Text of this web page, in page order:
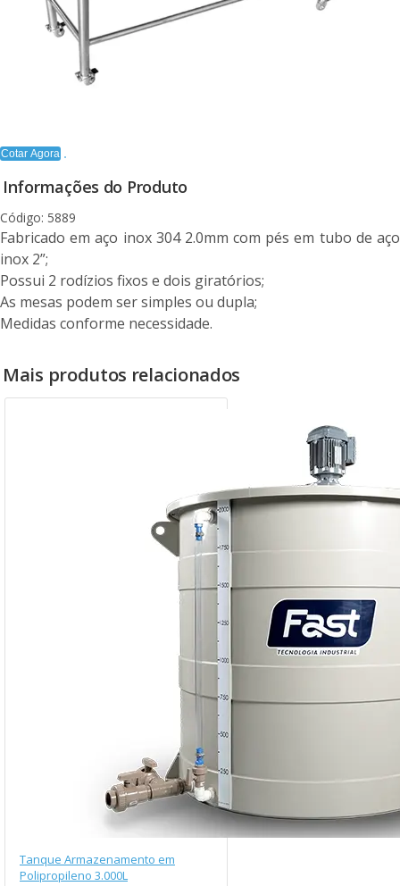
Cotar Agora
Informações do Produto
Código: 5889
Fabricado em aço inox 304 2.0mm com pés em tubo de aço
inox 2”;
Possui 2 rodízios fixos e dois giratórios;
As mesas podem ser simples ou dupla;
Medidas conforme necessidade.
Mais produtos relacionados
Tanque Armazenamento em
Polipropileno 3.000L